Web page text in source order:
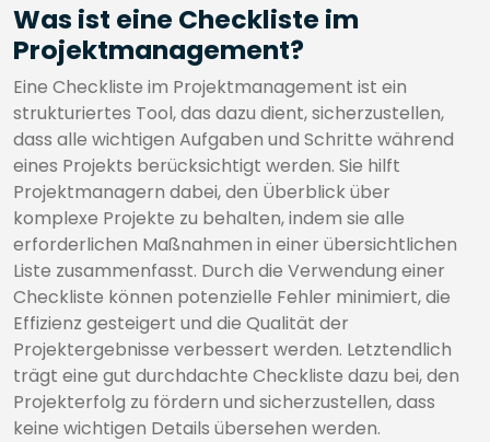
Was ist eine Checkliste im
Projektmanagement?
Eine Checkliste im Projektmanagement ist ein
strukturiertes Tool, das dazu dient, sicherzustellen,
dass alle wichtigen Aufgaben und Schritte während
eines Projekts berücksichtigt werden. Sie hilft
Projektmanagern dabei, den Überblick über
komplexe Projekte zu behalten, indem sie alle
erforderlichen Maßnahmen in einer übersichtlichen
Liste zusammenfasst. Durch die Verwendung einer
Checkliste können potenzielle Fehler minimiert, die
Effizienz gesteigert und die Qualität der
Projektergebnisse verbessert werden. Letztendlich
trägt eine gut durchdachte Checkliste dazu bei, den
Projekterfolg zu fördern und sicherzustellen, dass
keine wichtigen Details übersehen werden.